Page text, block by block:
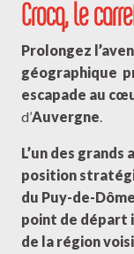
Crocq, le
Prolongez
géographique
escapade au
d’Auvergne.
L’un des
position
du Puy-de-Dôme
point de départ
de la région